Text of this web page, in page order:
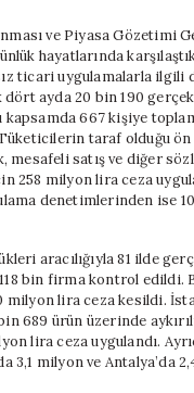
ve Piyasa Gözetimi
hayatlarında
ticari uygulamalarla ilgili
ayda 20 bin 190
667 kişiye
taraf olduğu
mesafeli satış ve diğer
258 milyon lira ceza
denetimlerinden ise
aracılığıyla 81 ilde
bin firma kontrol edildi.
milyon lira ceza kesildi.
689 ürün üzerinde
lira ceza uygulandı.
3,1 milyon ve Antalya’da